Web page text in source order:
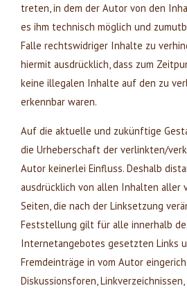
treten, in dem der Autor von den
es ihm technisch möglich und
Falle rechtswidriger Inhalte zu
hiermit ausdrücklich, dass zum
keine illegalen Inhalte auf den zu
erkennbar waren.
Auf die aktuelle und zukünftige
die Urheberschaft der verlinkten/
Autor keinerlei Einfluss. Deshalb
ausdrücklich von allen Inhalten
Seiten, die nach der Linksetzung
Feststellung gilt für alle innerhalb
Internetangebotes gesetzten Links
Fremdeinträge in vom Autor
Diskussionsforen,